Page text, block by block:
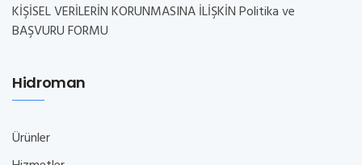
KİŞİSEL VERİLERİN KORUNMASINA İLİŞKİN Politika ve
BAŞVURU FORMU
Hidroman
Ürünler